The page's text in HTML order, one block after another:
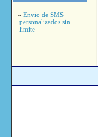
» Envio de SMS
personalizados sin
límite